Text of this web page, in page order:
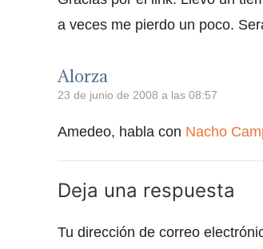
a veces me pierdo un poco.
Alorza
23 de junio de 2008 a las 08:57
Amedeo, habla con Nacho
Deja una respuesta
Tu dirección de correo